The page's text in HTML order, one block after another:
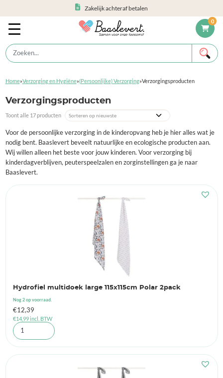
0
Zakelijk achteraf betalen
Home»Verzorging en Hygiëne»(Persoonlijke) Verzorging»Verzorgingsproducten
Verzorgingsproducten
Toont alle 17 producten
Voor de persoonlijke verzorging in de kinderopvang heb je hier alles wat je
nodig bent. Baaslevert beveelt natuurlijke en ecologische producten aan.
Wij willen alleen het beste voor jouw kinderen. Voor verzorging bij
kinderdagverblijven, peuterspeelzalen en zorginstellingen ga je naar
Baaslevert.
Hydrofiel multidoek large 115x115cm Polar 2pack
Nog 2 op voorraad.
€12,39
€14,99incl. BTW